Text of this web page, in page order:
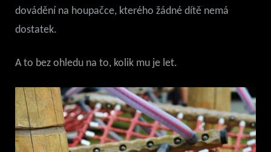
dovádění na houpačce, kterého žádné dítě nemá
dostatek.
A to bez ohledu na to, kolik mu je let.